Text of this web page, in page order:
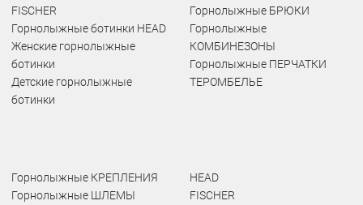
FISCHER
Горнолыжные ботинки HEAD
Женские горнолыжные
ботинки
Детские горнолыжные
ботинки
Горнолыжные БРЮКИ
Горнолыжные
КОМБИНЕЗОНЫ
Горнолыжные ПЕРЧАТКИ
ТЕРОМБЕЛЬЕ
Горнолыжные КРЕПЛЕНИЯ
Горнолыжные ШЛЕМЫ
HEAD
FISCHER